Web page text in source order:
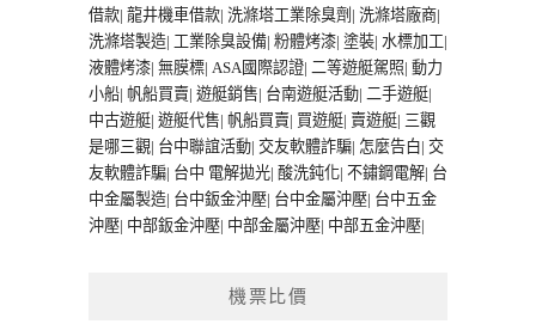
借款| 龍井機車借款| 洗滌塔工業除臭劑 | 洗滌塔廠商|
洗滌塔製造| 工業除臭設備| 粉體烤漆| 塗裝| 水標加工|
液體烤漆| 無膜標| ASA國際認證| 二等遊艇駕照| 動力
小船| 帆船買賣| 遊艇銷售| 台南遊艇活動| 二手遊艇|
中古遊艇| 遊艇代售| 帆船買賣| 買遊艇| 賣遊艇| 三觀
是哪三觀| 台中聯誼活動| 交友軟體詐騙| 怎麼告白| 交
友軟體詐騙| 台中 電解拋光| 酸洗鈍化| 不鏽鋼電解| 台
中金屬製造| 台中鈑金沖壓| 台中金屬沖壓| 台中五金
沖壓| 中部鈑金沖壓| 中部金屬沖壓| 中部五金沖壓|
機票比價